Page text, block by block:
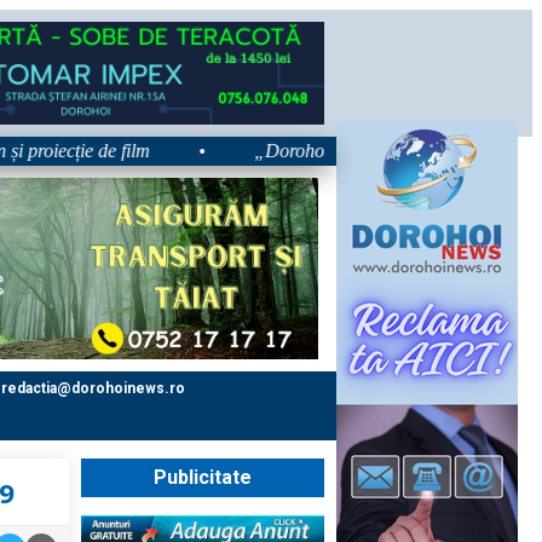
de film „Dorohoiul, în Sărbătoare!” – trei zile
redactia@dorohoinews.ro
Publicitate